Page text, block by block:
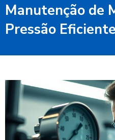
Manutenção de
Pressão Eficiente